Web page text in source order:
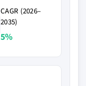
CAGR (2026–
2035)
5%